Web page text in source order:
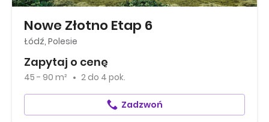
Nowe Złotno Etap 6
Łódź, Polesie
Zapytaj o cenę
45 - 90 m² 2 do 4 pok.
Zadzwoń